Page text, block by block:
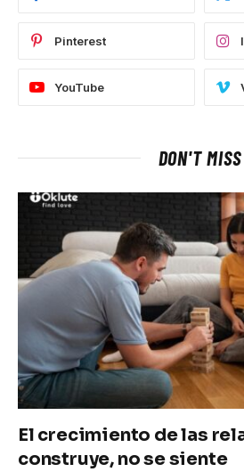
Pinterest
YouTube
DON'T MISS
El crecimiento de las
construye, no se siente